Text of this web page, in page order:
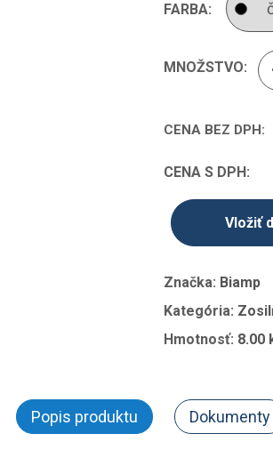
FARBA:
MNOŽSTVO:
CENA BEZ DPH:
CENA S DPH:
Vložiť
Značka: Biamp
Kategória:
Hmotnosť: 8.00
Popis produktu Dokumenty